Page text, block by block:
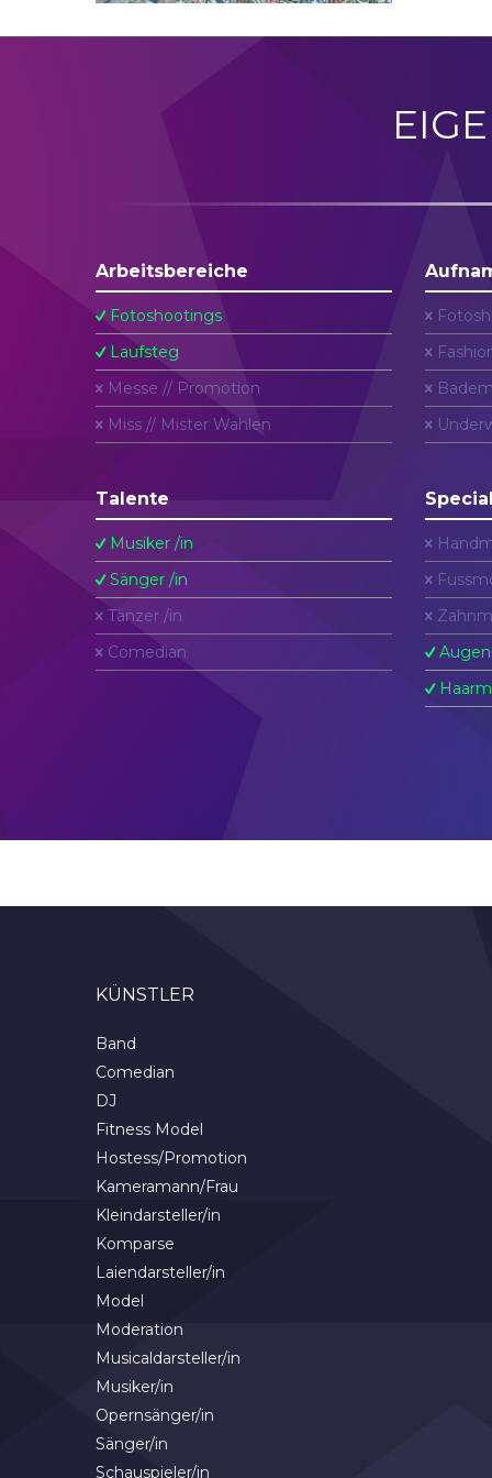
Arbeitsbereiche
Fotoshootings
Laufsteg
Messe // Promotion
Miss // Mister Wahlen
Talente
Musiker /in
Sänger /in
Tänzer /in
Comedian
KÜNSTLER
Band
Comedian
DJ
Fitness Model
Hostess/Promotion
Kameramann/Frau
Kleindarsteller/in
Komparse
Laiendarsteller/in
Model
Moderation
Musicaldarsteller/in
Musiker/in
Opernsänger/in
Sänger/in
Schauspieler/in